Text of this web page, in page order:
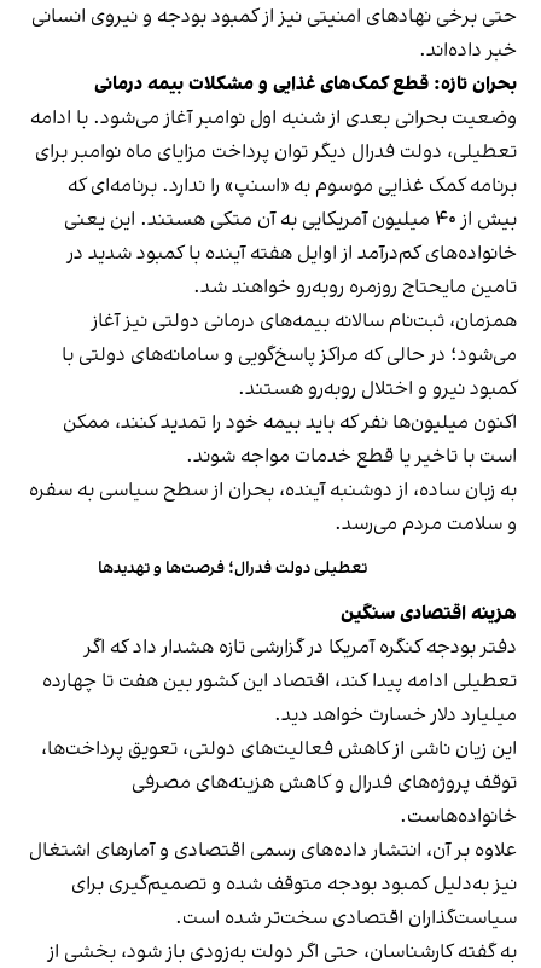
حتی برخی نهادهای امنیتی نیز از کمبود بودجه و نیروی انسانی
خبر داده‌اند.
بحران تازه: قطع کمک‌های غذایی و مشکلات بیمه درمانی
وضعیت بحرانی بعدی از شنبه اول نوامبر آغاز می‌شود. با ادامه
تعطیلی، دولت فدرال دیگر توان پرداخت مزایای ماه نوامبر برای
برنامه کمک غذایی موسوم به «اسنپ» را ندارد. برنامه‌ای که
بیش از ۴۰ میلیون آمریکایی به آن متکی هستند. این یعنی
خانواده‌های کم‌درآمد از اوایل هفته آینده با کمبود شدید در
تامین مایحتاج روزمره روبه‌رو خواهند شد.
همزمان، ثبت‌نام سالانه بیمه‌های درمانی دولتی نیز آغاز
می‌شود؛ در حالی که مراکز پاسخ‌گویی و سامانه‌های دولتی با
کمبود نیرو و اختلال روبه‌رو هستند.
اکنون میلیون‌ها نفر که باید بیمه خود را تمدید کنند، ممکن
است با تاخیر یا قطع خدمات مواجه شوند.
به زبان ساده، از دوشنبه آینده، بحران از سطح سیاسی به سفره
و سلامت مردم می‌رسد.
تعطیلی دولت فدرال؛ فرصت‌ها و تهدیدها
هزینه اقتصادی سنگین
دفتر بودجه کنگره آمریکا در گزارشی تازه هشدار داد که اگر
تعطیلی ادامه پیدا کند، اقتصاد این کشور بین هفت تا چهارده
میلیارد دلار خسارت خواهد دید.
این زیان ناشی از کاهش فعالیت‌های دولتی، تعویق پرداخت‌ها،
توقف پروژه‌های فدرال و کاهش هزینه‌های مصرفی
خانواده‌هاست.
علاوه بر آن، انتشار داده‌های رسمی اقتصادی و آمارهای اشتغال
نیز به‌دلیل کمبود بودجه متوقف شده و تصمیم‌گیری برای
سیاست‌گذاران اقتصادی سخت‌تر شده است.
به گفته کارشناسان، حتی اگر دولت به‌زودی باز شود، بخشی از